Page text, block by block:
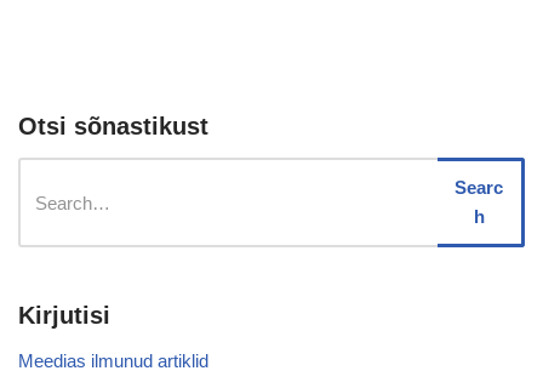
Otsi sõnastikust
Searc
h
Kirjutisi
Meedias ilmunud artiklid